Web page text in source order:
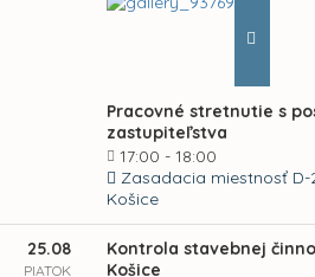
Pracovné stretnutie s
zastupiteľstva
17:00 - 18:00
Zasadacia miestnosť D-
Košice
25.08
PIATOK
Kontrola stavebnej
Košice